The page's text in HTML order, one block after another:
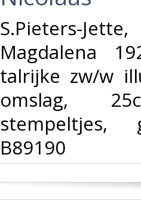
‎S.Pieters-
Magdalena
talrijke zw/w
omslag,
stempeltjes,
B89190‎